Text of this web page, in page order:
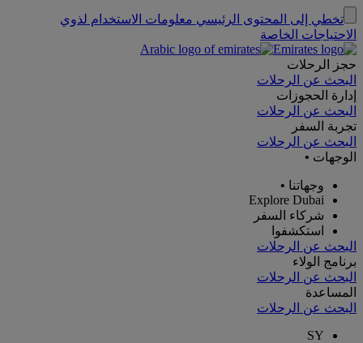
تخطي إلى المحتوى الرئيسي معلومات الاستخدام لذوي
الاحتياجات الخاصة
حجز الرحلات
البحث عن الرحلات
إدارة الحجوزات
البحث عن الرحلات
تجربة السفر
البحث عن الرحلات
الوجهات •
وجهاتنا •
Explore Dubai
شركاء السفر
استكشفوا
البحث عن الرحلات
برنامج الولاء
البحث عن الرحلات
المساعدة
البحث عن الرحلات
SY